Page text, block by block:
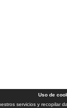
Uso de
servicios y